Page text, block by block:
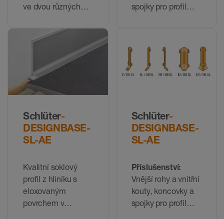
ve dvou různých
spojky pro profil
Schlüter-
DESIGNBASE-
SL-AE
Kvalitní soklový
profil z hliníku s
eloxovaným
povrchem v
Schlüter-
DESIGNBASE-
SL-AE
Příslušenství:
Vnější rohy a vnitřní
kouty, koncovky a
spojky pro profil